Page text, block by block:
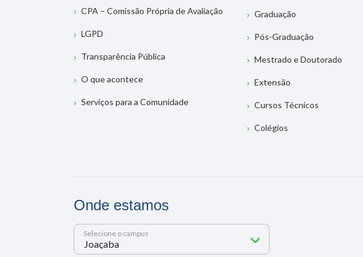
CPA – Comissão Própria de Avaliação
LGPD
Transparência Pública
O que acontece
Serviços para a Comunidade
Graduação
Pós-Graduação
Mestrado e Doutorado
Extensão
Cursos Técnicos
Colégios
Onde estamos
Selecione o campus